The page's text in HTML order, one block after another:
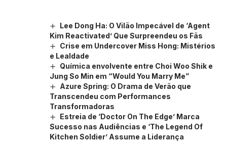
Lee Dong Ha: O Vilão Impecável de ‘Agent
Kim Reactivated’ Que Surpreendeu os Fãs
Crise em Undercover Miss Hong: Mistérios
e Lealdade
Química envolvente entre Choi Woo Shik e
Jung So Min em “Would You Marry Me”
Azure Spring: O Drama de Verão que
Transcendeu com Performances
Transformadoras
Estreia de ‘Doctor On The Edge’ Marca
Sucesso nas Audiências e ‘The Legend Of
Kitchen Soldier’ Assume a Liderança